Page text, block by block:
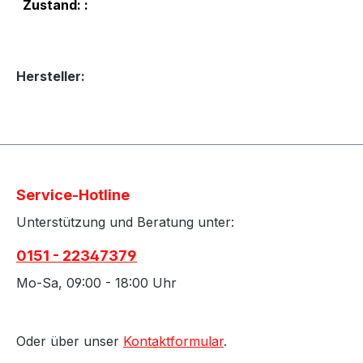
Zustand: :
Hersteller:
Service-Hotline
Unterstützung und Beratung unter:
0151 - 22347379
Mo-Sa, 09:00 - 18:00 Uhr
Oder über unser Kontaktformular.